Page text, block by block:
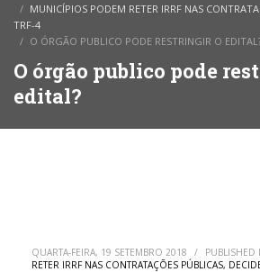
MUNICÍPIOS PODEM RETER IRRF NAS
TRF-4
O ÓRGÃO PUBLICO PODE RESTRINGIR O
O órgão publico pode
edital?
QUARTA-FEIRA, 19 SETEMBRO 2018 / PUBLISHED
RETER IRRF NAS CONTRATAÇÕES PÚBLICAS,